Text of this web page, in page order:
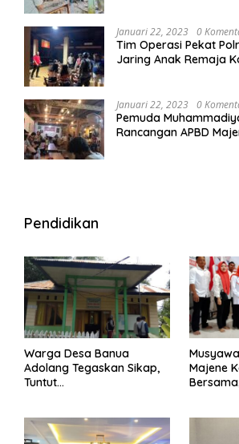
Januari 22, 2023 0
Tim Operasi Pekat
Jaring Anak Remaja
Januari 22, 2023 0
Pemuda
Rancangan APBD
Pendidikan
Warga Desa Banua
Adolang Tegaskan Sikap,
Tuntut
Majene